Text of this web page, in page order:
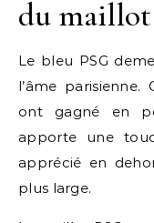
du maillot
Le bleu PSG
l’âme parisienne.
ont gagné en
apporte une
apprécié en
plus large.